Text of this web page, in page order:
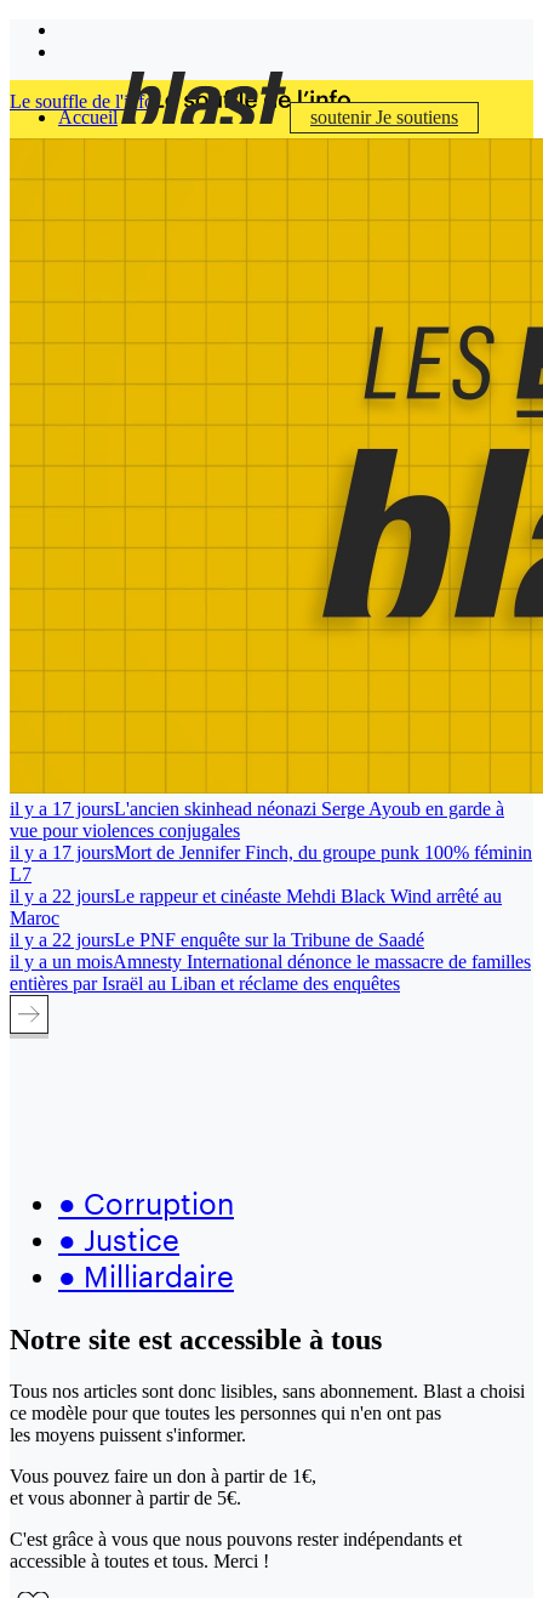
Accueil soutenirJe soutiens
Le souffle de l'info
il y a 17 joursL'ancien skinhead néonazi Serge Ayoub en garde à
vue pour violences conjugales
il y a 17 joursMort de Jennifer Finch, du groupe punk 100% féminin
L7
il y a 22 joursLe rappeur et cinéaste Mehdi Black Wind arrêté au
Maroc
il y a 22 joursLe PNF enquête sur la Tribune de Saadé
il y a un moisAmnesty International dénonce le massacre de familles
entières par Israël au Liban et réclame des enquêtes
● Corruption
● Justice
● Milliardaire
Notre site est accessible à tous
Tous nos articles sont donc lisibles, sans abonnement. Blast a choisi
ce modèle pour que toutes les personnes qui n'en ont pas
les moyens puissent s'informer.
Vous pouvez faire un don à partir de 1€,
et vous abonner à partir de 5€.
C'est grâce à vous que nous pouvons rester indépendants et
accessible à toutes et tous. Merci !